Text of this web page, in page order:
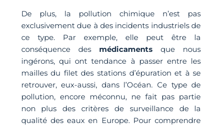
De plus, la pollution chimique n’est pas
exclusivement due à des incidents industriels de
ce type. Par exemple, elle peut être la
conséquence des médicaments que nous
ingérons, qui ont tendance à passer entre les
mailles du filet des stations d’épuration et à se
retrouver, eux-aussi, dans l’Océan. Ce type de
pollution, encore méconnu, ne fait pas partie
non plus des critères de surveillance de la
qualité des eaux en Europe. Pour comprendre